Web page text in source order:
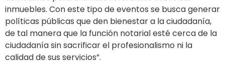
inmuebles. Con este tipo de eventos se busca generar
políticas públicas que den bienestar a la ciudadanía,
de tal manera que la función notarial esté cerca de la
ciudadanía sin sacrificar el profesionalismo ni la
calidad de sus servicios”.